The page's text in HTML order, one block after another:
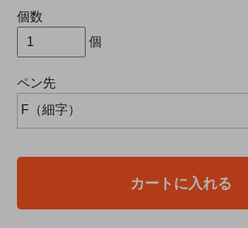
個数
個
ペン先
カートに入れる